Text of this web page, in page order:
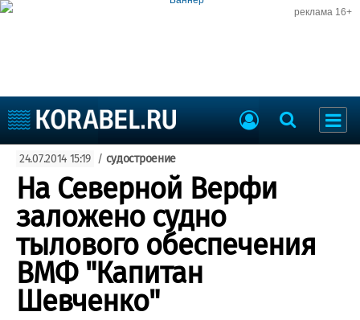
реклама 16+
Судоходство
Судоремонт
События
Порты
ВМФ
Образование
Яхты и катера
Еще
24.07.2014 15:19 / судостроение
На Северной Верфи
заложено судно
тылового обеспечения
ВМФ "Капитан
Шевченко"